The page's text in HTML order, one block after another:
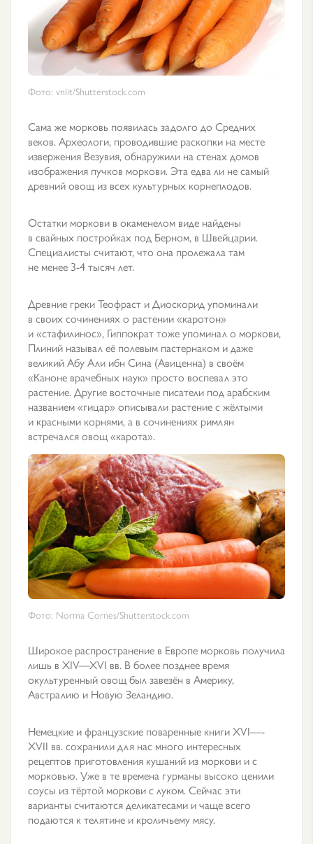
Фото: vnlit/Shutterstock.com
Сама же морковь появилась задолго до Средних
веков. Археологи, проводившие раскопки на месте
извержения Везувия, обнаружили на стенах домов
изображения пучков моркови. Эта едва ли не самый
древний овощ из всех культурных корнеплодов.
Остатки моркови в окаменелом виде найдены
в свайных постройках под Берном, в Швейцарии.
Специалисты считают, что она пролежала там
не менее 3-4 тысяч лет.
Древние греки Теофраст и Диоскорид упоминали
в своих сочинениях о растении «каротон»
и «стафилинос», Гиппократ тоже упоминал о моркови,
Плиний называл её полевым пастернаком и даже
великий Абу Али ибн Сина (Авиценна) в своём
«Каноне врачебных наук» просто воспевал это
растение. Другие восточные писатели под арабским
названием «гицар» описывали растение с жёлтыми
и красными корнями, а в сочинениях римлян
встречался овощ «карота».
Фото: Norma Cornes/Shutterstock.com
Широкое распространение в Европе морковь получила
лишь в XIV—XVI вв. В более позднее время
окультуренный овощ был завезён в Америку,
Австралию и Новую Зеландию.
Немецкие и французские поваренные книги XVI—-
XVII вв. сохранили для нас много интересных
рецептов приготовления кушаний из моркови и с
морковью. Уже в те времена гурманы высоко ценили
соусы из тёртой моркови с луком. Сейчас эти
варианты считаются деликатесами и чаще всего
подаются к телятине и кроличьему мясу.